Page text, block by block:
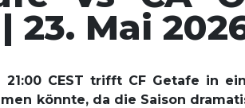
23. Mai
CEST trifft CF Getafe in
könnte, da die Saison